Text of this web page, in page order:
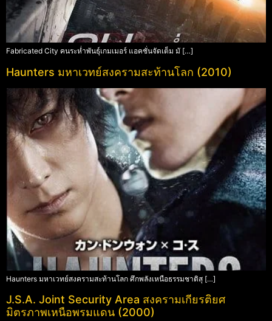
Fabricated City คนระห่ำพันธุ์เกมเมอร์ แอคชั่นจัดเต็ม มั […]
Haunters มหาเวทย์สงครามสะท้านโลก (2010)
Haunters มหาเวทย์สงครามสะท้านโลก ศึกพลังเหนือธรรมชาติสุ […]
J.S.A. Joint Security Area สงครามเกียรติยศ
มิตรภาพเหนือพรมแดน (2000)